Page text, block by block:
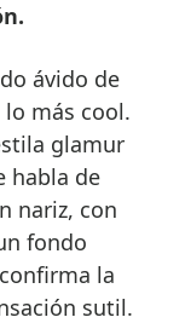
ávido de
más cool.
glamur
habla de
nariz, con
fondo
la
sutil.